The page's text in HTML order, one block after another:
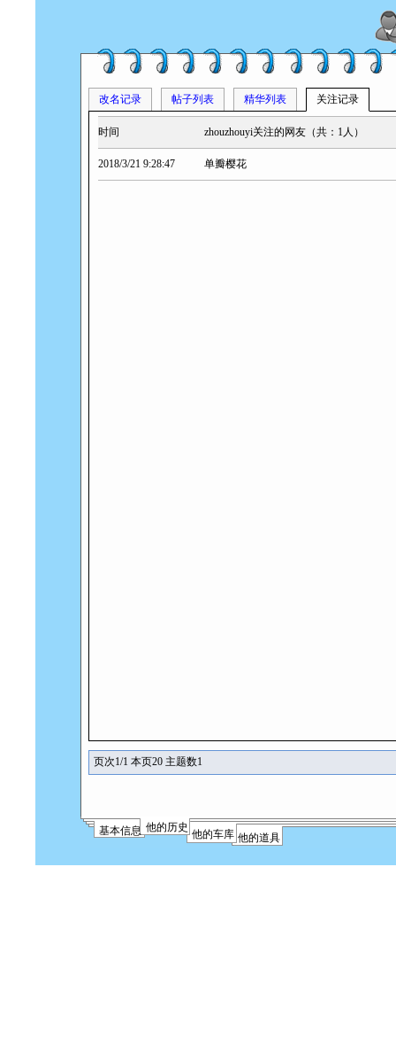
改名记录 帖子列表 精华列表 关注记录
时间 zhouzhouyi关注的网友（共：1人）
2018/3/21 9:28:47 单瓣樱花
页次1/1 本页20 主题数1
基本信息 他的历史
他的车库 他的道具